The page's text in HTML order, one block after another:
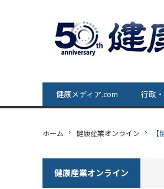
健康メディア.com 行政
ホーム 健康産業オンライン
健康産業オンライン